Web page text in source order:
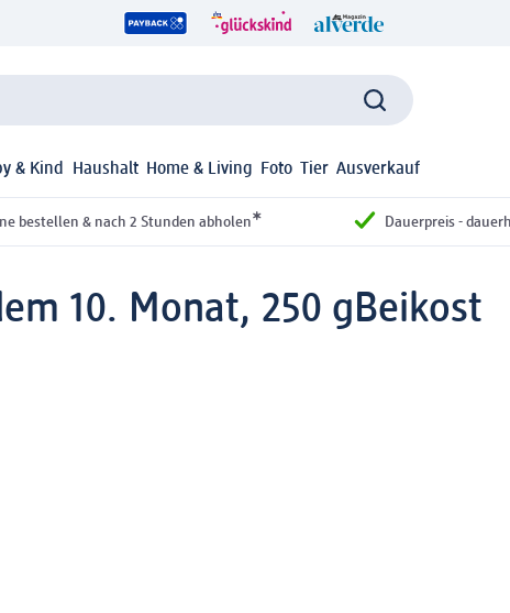
& Kind Haushalt Home & Living Foto Tier Ausverkauf
bestellen & nach 2 Stunden abholen* Dauerpreis -
10. Monat, 250 gBeikost